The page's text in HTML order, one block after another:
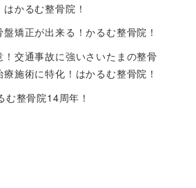
かるむ整骨院！
矯正が出来る！かるむ整骨院！
交通事故に強いさいたまの整骨
施術に特化！はかるむ整骨院！
整骨院14周年！